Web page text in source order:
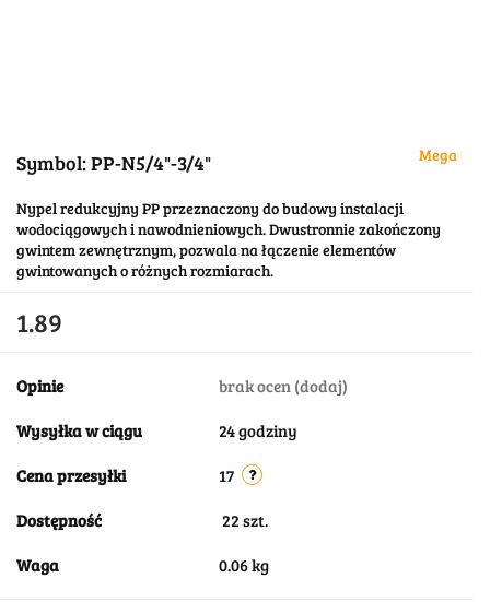
Symbol:PP-N5/4"-3/4" Mega
Nypel redukcyjny PP przeznaczony do budowy instalacji
wodociągowych i nawodnieniowych. Dwustronnie zakończony
gwintem zewnętrznym, pozwala na łączenie elementów
gwintowanych o różnych rozmiarach.
1.89
Opinie brak ocen (dodaj)
Wysyłka w ciągu 24 godziny
Cena przesyłki 17
Dostępność 22 szt.
Waga 0.06 kg